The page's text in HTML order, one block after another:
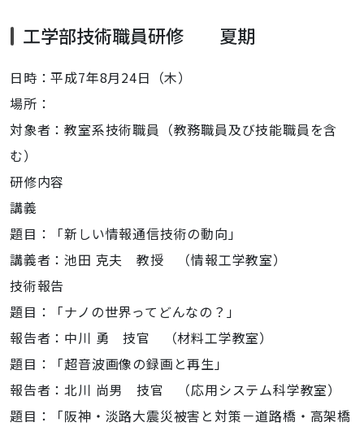
工学部技術職員研修 夏期
日時：平成7年8月24日（木）
場所：
対象者：教室系技術職員（教務職員及び技能職員を含
む）
研修内容
講義
題目：「新しい情報通信技術の動向」
講義者：池田 克夫 教授 （情報工学教室）
技術報告
題目：「ナノの世界ってどんなの？」
報告者：中川 勇 技官 （材料工学教室）
題目：「超音波画像の録画と再生」
報告者：北川 尚男 技官 （応用システム科学教室）
題目：「阪神・淡路大震災被害と対策－道路橋・高架橋